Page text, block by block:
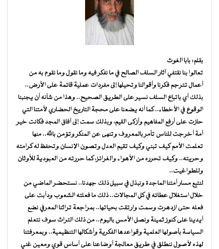
بقلم: بابا الغوث
تعالوا بنا نقتفي آثار السلف الصالح في ما نفكر فيه وما نقول وما نقوم به من
أعمال تترجم فكرنا وأقوالنا وتحيلها إلى مفردات عملية قائمة على الأرض..
بذلك أي باتباع السلف نسير على الطريق الصحيح.. وهذا من شأنه أن يجنبنا
الوقوع في الأخطاء.. كما أنه يضعنا على محجة التاريخ الحضاري لأمتنا التي
حازت على أرفع المفاهيم وأزكى القيم، وبذلك سمت إلى آفاق المجد فكانت خير
أمة أخرجت للناس تأمر بالمعروف وتنهى عن المنكر وتؤمن بالله.. منها
تعلمت الأمم كيف تبني وكيف تقيم العدل وتصون الإنسان وتحفظ له كرامته
وحريته.. وكيف تحرره من الأهواء والغرائز، كما حررته من العبودية للأوثان
وللطواغيت..
لنتبع مسار أمتنا الماجدة ونبذل في سبيل ذلك جهدنا.. نستحضر الماضي من
خلال استغلال عطائه في كل المجالات.. ذلك ما فعلته الشعوب ودأبت على
فعله حتى ازدهرت وسمت وارتقت بحياتها.. بمراجعة تراثنا المعرفي نضع
أيدينا على كنوز ثمينة ونصل الأمس باليوم.. من ذلك التراث سوف نتعلم
السياسة بأصولها العلمية وقواعدها الفكرية وأشكالها التنظيمية.. وبمعرفتنا
لهذه لأصول ننطلق في طريق معالجة أوضاعنا على أساس قوي ومعين غني